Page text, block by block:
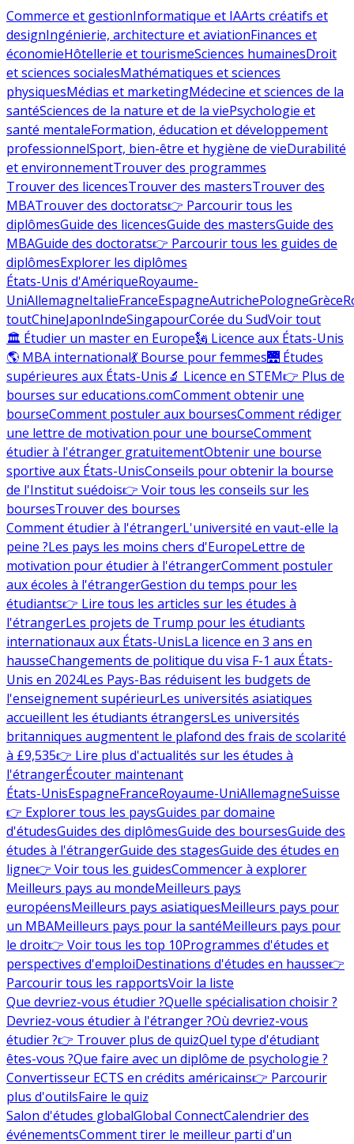
Commerce et gestionInformatique et IAArts créatifs et
designIngénierie, architecture et aviationFinances et
économieHôtellerie et tourismeSciences humainesDroit
et sciences socialesMathématiques et sciences
physiquesMédias et marketingMédecine et sciences de la
santéSciences de la nature et de la viePsychologie et
santé mentaleFormation, éducation et développement
professionnelSport, bien-être et hygiène de vieDurabilité
et environnementTrouver des programmes
Trouver des licencesTrouver des mastersTrouver des
MBATrouver des doctorats👉 Parcourir tous les
diplômesGuide des licencesGuide des mastersGuide des
MBAGuide des doctorats👉 Parcourir tous les guides de
diplômesExplorer les diplômes
États-Unis d'AmériqueRoyaume-
UniAllemagneItalieFranceEspagneAutrichePologneGrèce
toutChineJaponIndeSingapourCorée du SudVoir tout
🏛 Étudier un master en Europe🗽 Licence aux États-Unis
🌎 MBA international💃 Bourse pour femmes🌉 Études
supérieures aux États-Unis🔬 Licence en STEM👉 Plus de
bourses sur educations.comComment obtenir une
bourseComment postuler aux boursesComment rédiger
une lettre de motivation pour une bourseComment
étudier à l'étranger gratuitementObtenir une bourse
sportive aux États-UnisConseils pour obtenir la bourse
de l'Institut suédois👉 Voir tous les conseils sur les
boursesTrouver des bourses
Comment étudier à l'étrangerL'université en vaut-elle la
peine ?Les pays les moins chers d'EuropeLettre de
motivation pour étudier à l'étrangerComment postuler
aux écoles à l'étrangerGestion du temps pour les
étudiants👉 Lire tous les articles sur les études à
l'étrangerLes projets de Trump pour les étudiants
internationaux aux États-UnisLa licence en 3 ans en
hausseChangements de politique du visa F-1 aux États-
Unis en 2024Les Pays-Bas réduisent les budgets de
l'enseignement supérieurLes universités asiatiques
accueillent les étudiants étrangersLes universités
britanniques augmentent le plafond des frais de scolarité
à £9,535👉 Lire plus d'actualités sur les études à
l'étrangerÉcouter maintenant
États-UnisEspagneFranceRoyaume-UniAllemagneSuisse
👉 Explorer tous les paysGuides par domaine
d'étudesGuides des diplômesGuide des boursesGuide des
études à l'étrangerGuide des stagesGuide des études en
ligne👉 Voir tous les guidesCommencer à explorer
Meilleurs pays au mondeMeilleurs pays
européensMeilleurs pays asiatiquesMeilleurs pays pour
un MBAMeilleurs pays pour la santéMeilleurs pays pour
le droit👉 Voir tous les top 10Programmes d'études et
perspectives d'emploiDestinations d'études en hausse👉
Parcourir tous les rapportsVoir la liste
Que devriez-vous étudier ?Quelle spécialisation choisir ?
Devriez-vous étudier à l'étranger ?Où devriez-vous
étudier ?👉 Trouver plus de quizQuel type d'étudiant
êtes-vous ?Que faire avec un diplôme de psychologie ?
Convertisseur ECTS en crédits américains👉 Parcourir
plus d'outilsFaire le quiz
Salon d'études globalGlobal ConnectCalendrier des
événementsComment tirer le meilleur parti d'un